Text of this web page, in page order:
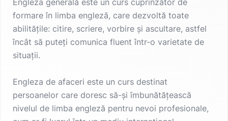
formare în limba engleză, care dezvoltă toate
abilitățile: citire, scriere, vorbire și ascultare, astfel
încât să puteți comunica fluent într-o varietate de
situații.
Engleza de afaceri este un curs destinat
persoanelor care doresc să-și îmbunătățească
nivelul de limba engleză pentru nevoi profesionale,